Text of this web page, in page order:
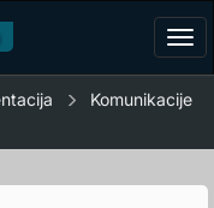
Komunikacije